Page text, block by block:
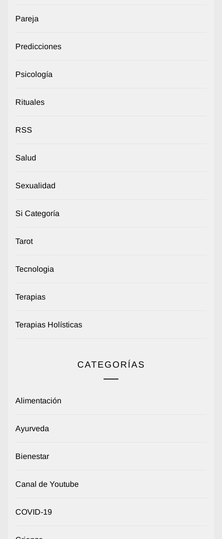
Pareja
Predicciones
Psicología
Rituales
RSS
Salud
Sexualidad
Si Categoría
Tarot
Tecnologia
Terapias
Terapias Holísticas
CATEGORÍAS
Alimentación
Ayurveda
Bienestar
Canal de Youtube
COVID-19